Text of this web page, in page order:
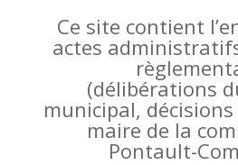
Ce site contient
actes
(délibérations
municipal,
maire de la
Pontault-